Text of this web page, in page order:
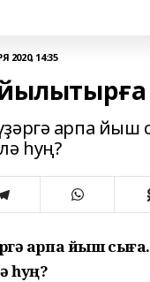
2020, 14:35
арпа йыш
һуң?
арпа йыш
һуң?